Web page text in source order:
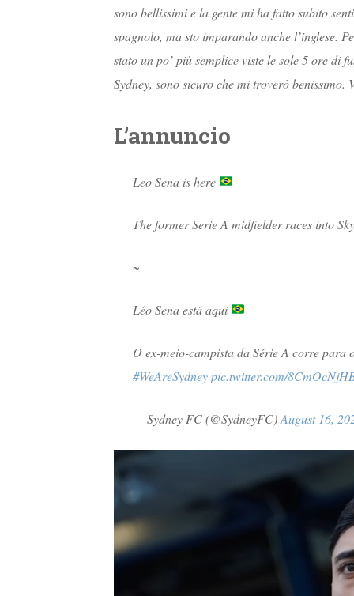
sono bellissimi e la gente mi ha fatto subito
spagnolo, ma sto imparando anche l’inglese.
stato un po’ più semplice viste le sole 5 ore di
Sydney, sono sicuro che mi troverò
L’annuncio
Leo Sena is here
The former Serie A midfielder races into
~
Léo Sena está aqui
O ex-meio-campista da Série A corre para
#WeAreSydneypic.twitter.com/
— Sydney FC (@SydneyFC)August 16,